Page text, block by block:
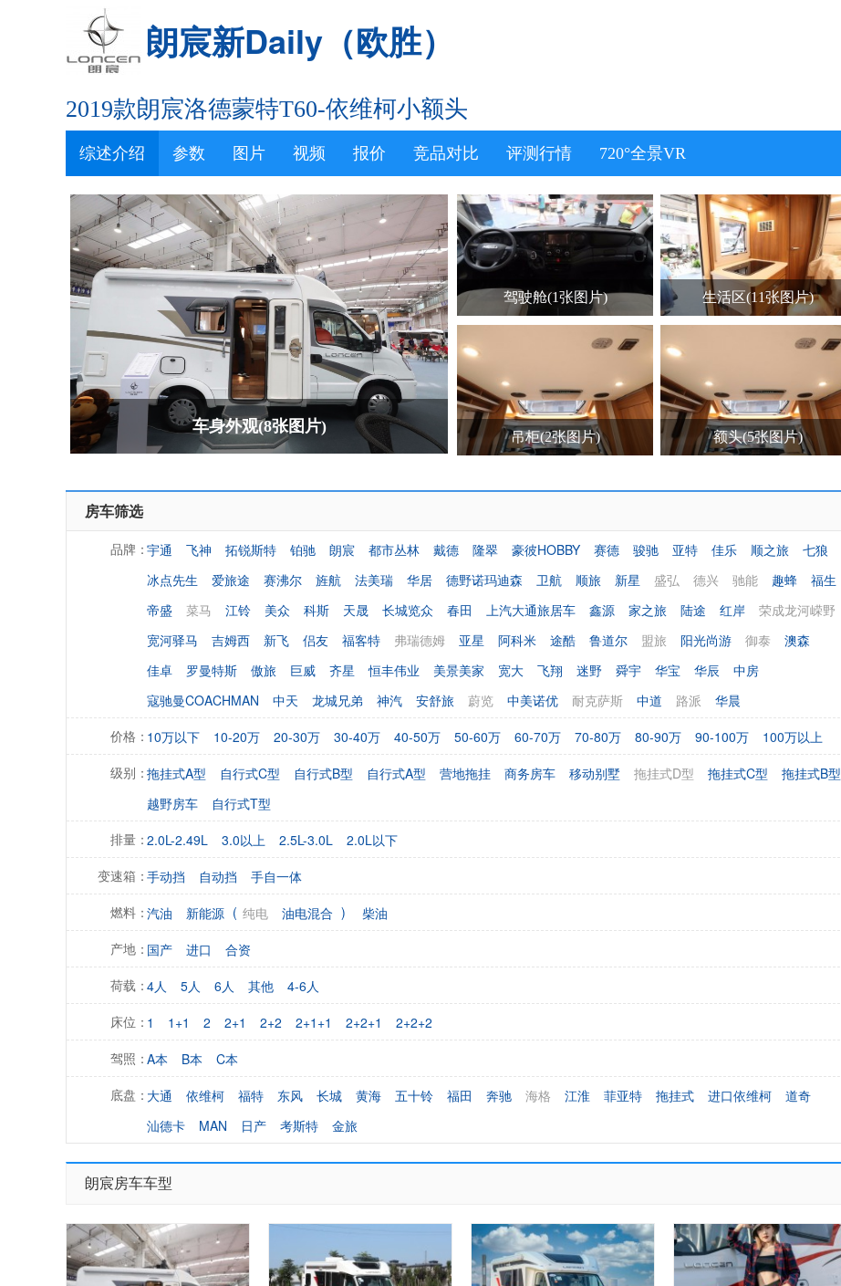
朗宸新Daily（欧胜）
2019款朗宸洛德蒙特T60-依维柯小额头
综述介绍 参数 图片 视频 报价 竞品对比 评测行情 720°全景VR
车身外观(8张图片)
驾驶舱(1张图片) 生活区(11张图片)
吊柜(2张图片) 额头(5张图片)
房车筛选
品牌：宇通 飞神 拓锐斯特 铂驰 朗宸 都市丛林 戴德 隆翠 豪彼HOBBY 赛德 骏驰 亚特 佳乐 顺之旅
七狼
冰点先生
爱旅途 赛沸尔 旌航 法美瑞 华居 德野诺玛迪森 卫航 顺旅 新星 盛弘 德兴 驰能 趣蜂
福生
帝盛
菜马 江铃 美众 科斯 天晟 长城览众 春田 上汽大通旅居车 鑫源 家之旅 陆途 红岸
荣成龙河嵘野
宽河驿马
吉姆西 新飞 侣友 福客特 弗瑞德姆 亚星 阿科米 途酷 鲁道尔 盟旅 阳光尚游 御泰
澳森
佳卓
罗曼特斯 傲旅 巨威 齐星 恒丰伟业 美景美家 宽大 飞翔 迷野 舜宇 华宝 华辰
中房
寇驰曼COACHMAN
中天 龙城兄弟 神汽 安舒旅 蔚览 中美诺优 耐克萨斯 中道 路派 华晨
价格：10万以下 10-20万 20-30万 30-40万 40-50万 50-60万 60-70万 70-80万 80-90万 90-100万 100万以上
级别：拖挂式A型 自行式C型 自行式B型 自行式A型 营地拖挂 商务房车 移动别墅 拖挂式D型 拖挂式C型
拖挂式B型
越野房车
自行式T型
排量：2.0L-2.49L 3.0以上 2.5L-3.0L 2.0L以下
变速箱：手动挡 自动挡 手自一体
燃料：汽油 新能源 ( 纯电 油电混合 ) 柴油
产地：国产 进口 合资
荷载：4人 5人 6人 其他 4-6人
床位：1 1+1 2 2+1 2+2 2+1+1 2+2+1 2+2+2
驾照：A本 B本 C本
底盘：大通 依维柯 福特 东风 长城 黄海 五十铃 福田 奔驰 海格 江淮 菲亚特 拖挂式 进口依维柯
道奇
汕德卡
MAN 日产 考斯特 金旅
朗宸房车车型